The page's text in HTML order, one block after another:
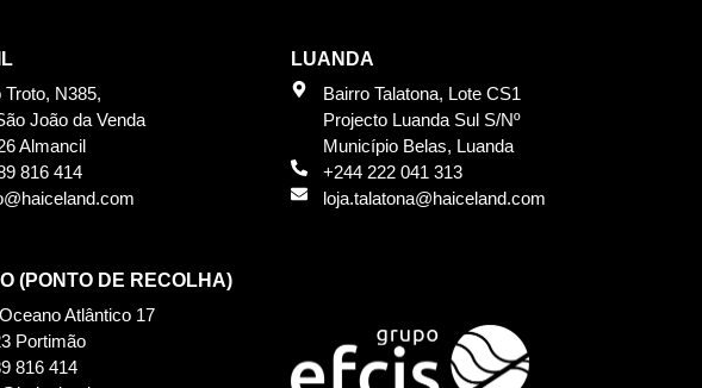
Troto, N385,
João da Venda
Almancil
816 414
(PONTO DE RECOLHA)
Atlântico 17
Portimão
816 414
LUANDA
Bairro Talatona, Lote CS1
Projecto Luanda Sul S/Nº
Município Belas, Luanda
+244 222 041 313
loja.talatona@haiceland.com